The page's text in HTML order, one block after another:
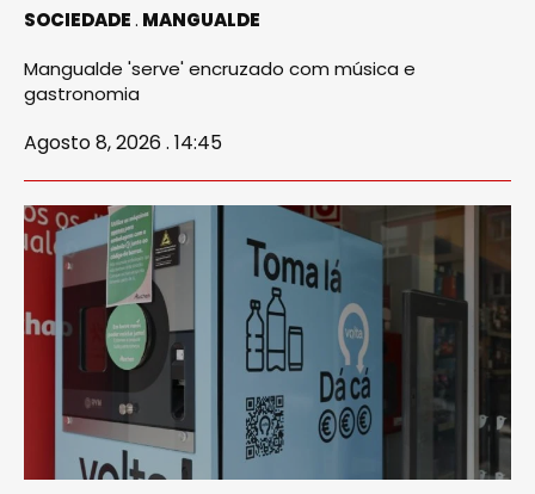
SOCIEDADE MANGUALDE
Mangualde 'serve' encruzado com música e
gastronomia
Agosto 8, 2026 . 14:45